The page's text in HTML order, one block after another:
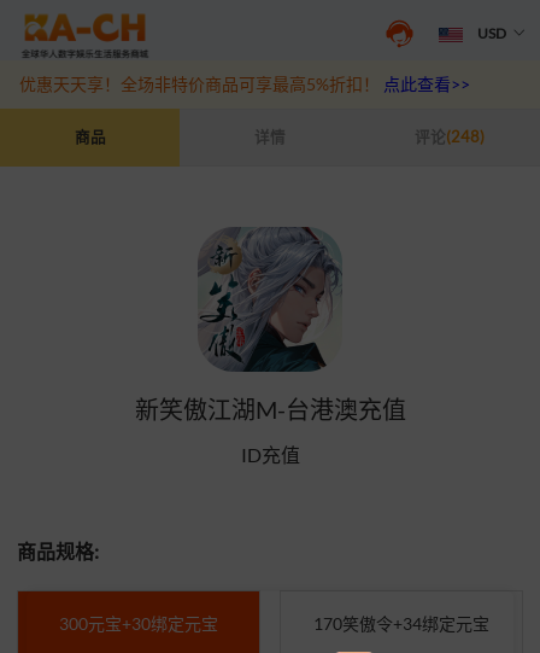
新笑傲江湖M-台港澳充值
USD
抖音盛夏宠粉季来袭！抖钻充值最高6%优惠，热门规格更划算点此查
优惠天天享！全场非特价商品可享最高5%折扣！ 点此查看>>
商品 详情 评论(248)
新笑傲江湖M-台港澳充值
ID充值
商品规格:
300元宝+30绑定元宝 170笑傲令+34绑定元宝